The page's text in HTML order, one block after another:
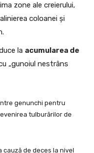
zone ale creierului,
coloanei și
la acumularea de
„gunoiul nestrâns
genunchi pentru
tulburărilor de
cauză de deces la nivel